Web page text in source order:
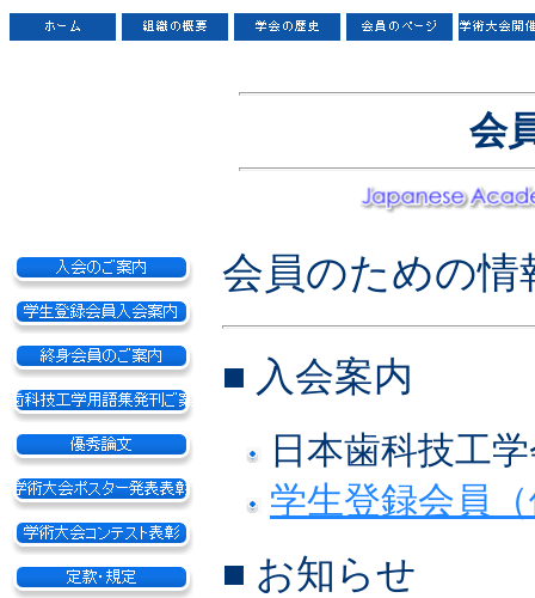
会
会員のための情
■ 入会案内
日本歯科技工
学生登録会員
■ お知らせ